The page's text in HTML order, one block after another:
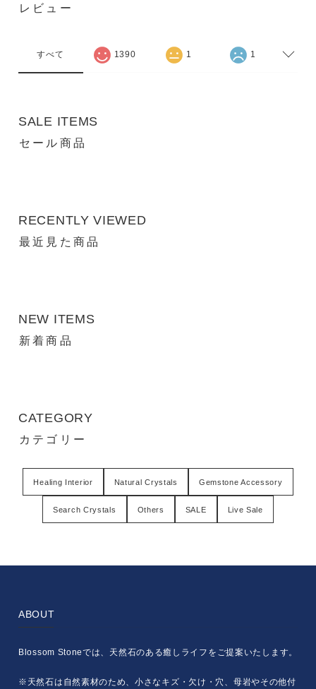
レビュー
すべて 1390 1 1
SALE ITEMS
セール商品
RECENTLY VIEWED
最近見た商品
NEW ITEMS
新着商品
CATEGORY
カテゴリー
Healing Interior Natural Crystals Gemstone Accessory
Search Crystals Others SALE Live Sale
ABOUT
Blossom Stoneでは、天然石のある癒しライフをご提案いたします。
※天然石は自然素材のため、小さなキズ・欠け・穴、母岩やその他付